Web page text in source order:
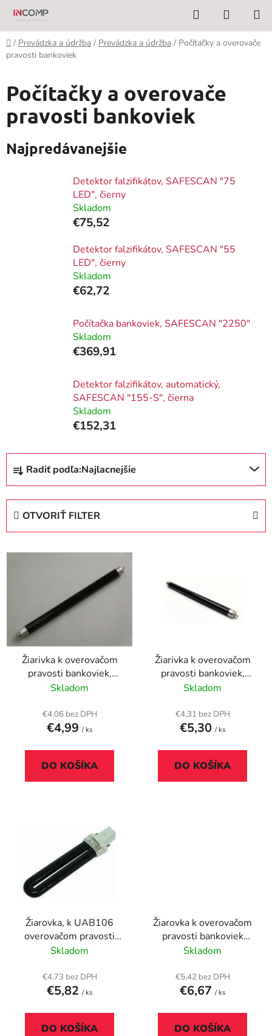
Prejsť
obsah
Hľadať
KOŠÍK
Domov
/ Prevádzka a údržba / Prevádzka a údržba / Počítačky a overovače
pravosti bankoviek
Počítačky a overovače
pravosti bankoviek
Najpredávanejšie
Detektor falzifikátov, SAFESCAN "75
LED", čierny
Skladom
€75,52
Detektor falzifikátov, SAFESCAN "55
LED", čierny
Skladom
€62,72
Počítačka bankoviek, SAFESCAN "2250"
Skladom
€369,91
Detektor falzifikátov, automatický,
SAFESCAN "155-S", čierna
Skladom
€152,31
R
d
e
u
k
Radiť podľa:Najlacnejšie
OTVORIŤ FILTER
V
p
r
Žiarivka k overovačom
pravosti bankoviek,
UADL01
Skladom
€4,06 bez DPH
€4,99 / ks
DO KOŠÍKA
Žiarivka k overovačom
pravosti bankoviek,
UADL103
Skladom
€4,31 bez DPH
€5,30 / ks
DO KOŠÍKA
Žiarovka, k UAB106
overovačom pravosti
bankoviek
Skladom
€4,73 bez DPH
€5,82 / ks
DO KOŠÍKA
Žiarovka k overovačom
pravosti bankoviek
UAB109
Skladom
€5,42 bez DPH
€6,67 / ks
DO KOŠÍKA